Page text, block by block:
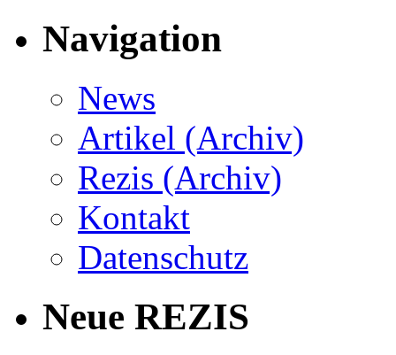
Navigation
News
Artikel (Archiv)
Rezis (Archiv)
Kontakt
Datenschutz
Neue REZIS